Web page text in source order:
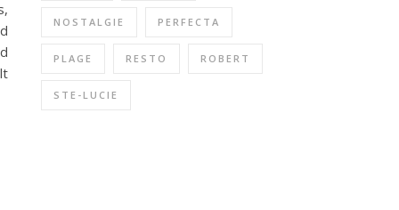
NOSTALGIE PERFECTA
PLAGE RESTO ROBERT
STE-LUCIE